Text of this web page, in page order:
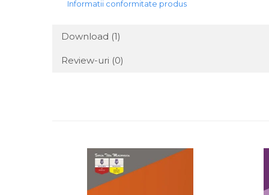
Informatii conformitate produs
Download (1)
Review-uri (0)